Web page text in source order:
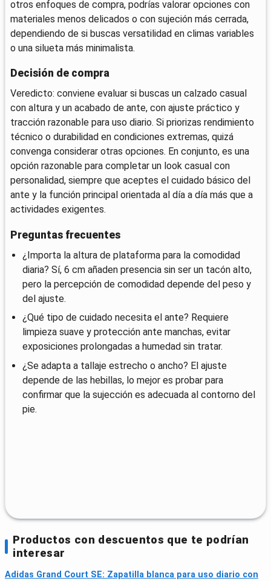
otros enfoques de compra, podrías valorar opciones con
materiales menos delicados o con sujeción más cerrada,
dependiendo de si buscas versatilidad en climas variables
o una silueta más minimalista.
Decisión de compra
Veredicto: conviene evaluar si buscas un calzado casual
con altura y un acabado de ante, con ajuste práctico y
tracción razonable para uso diario. Si priorizas rendimiento
técnico o durabilidad en condiciones extremas, quizá
convenga considerar otras opciones. En conjunto, es una
opción razonable para completar un look casual con
personalidad, siempre que aceptes el cuidado básico del
ante y la función principal orientada al día a día más que a
actividades exigentes.
Preguntas frecuentes
¿Importa la altura de plataforma para la comodidad
diaria? Sí, 6 cm añaden presencia sin ser un tacón alto,
pero la percepción de comodidad depende del peso y
del ajuste.
¿Qué tipo de cuidado necesita el ante? Requiere
limpieza suave y protección ante manchas, evitar
exposiciones prolongadas a humedad sin tratar.
¿Se adapta a tallaje estrecho o ancho? El ajuste
depende de las hebillas, lo mejor es probar para
confirmar que la sujección es adecuada al contorno del
pie.
Productos con descuentos que te podrían
interesar
Adidas Grand Court SE: Zapatilla blanca para uso diario con